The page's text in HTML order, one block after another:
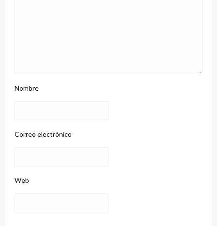
Nombre
Correo electrónico
Web